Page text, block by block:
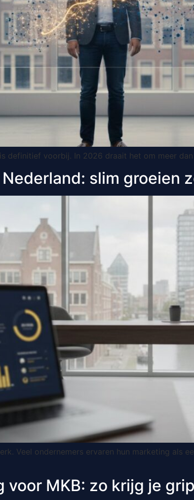
definitief voorbij. In 2026 draait het om meer
slim groeien
Veel ondernemers ervaren hun marketing als
MKB: zo krijg je